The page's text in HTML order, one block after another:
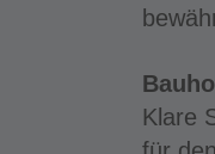
Klare